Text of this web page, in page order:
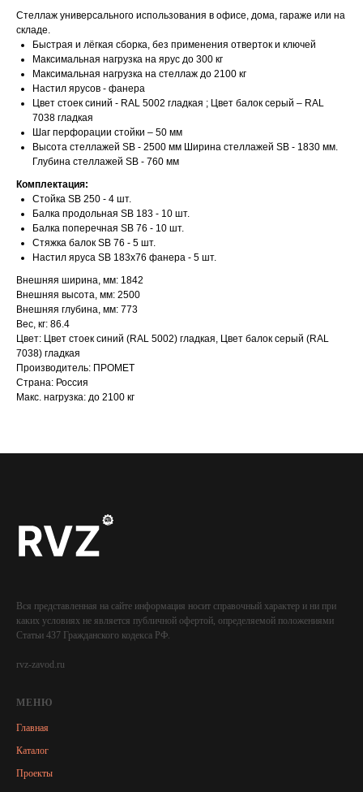
Стеллаж универсального использования в офисе, дома, гараже или на
складе.
Быстрая и лёгкая сборка, без применения отверток и ключей
Максимальная нагрузка на ярус до 300 кг
Максимальная нагрузка на стеллаж до 2100 кг
Настил ярусов - фанера
Цвет стоек синий - RAL 5002 гладкая ; Цвет балок серый – RAL
7038 гладкая
Шаг перфорации стойки – 50 мм
Высота стеллажей SB - 2500 мм Ширина стеллажей SB - 1830 мм.
Глубина стеллажей SB - 760 мм
Комплектация:
Стойка SB 250 - 4 шт.
Балка продольная SB 183 - 10 шт.
Балка поперечная SB 76 - 10 шт.
Стяжка балок SB 76 - 5 шт.
Настил яруса SB 183х76 фанера - 5 шт.
Внешняя ширина, мм: 1842
Внешняя высота, мм: 2500
Внешняя глубина, мм: 773
Вес, кг: 86.4
Цвет: Цвет стоек синий (RAL 5002) гладкая, Цвет балок серый (RAL
7038) гладкая
Производитель: ПРОМЕТ
Страна: Россия
Макс. нагрузка: до 2100 кг
Вся представленная на сайте информация носит справочный характер и ни при
каких условиях не является публичной офертой, определяемой положениями
Статьи 437 Гражданского кодекса РФ.
rvz-zavod.ru
МЕНЮ
Главная
Каталог
Проекты